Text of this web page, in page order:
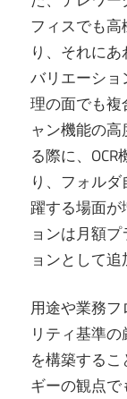
フィスでも
り、それに
バリエーシ
理の面でも
ャン機能の
る際に、
り、フォル
躍する場面
ョンは月額
ョンとして追
用途や業務
リティ基準
を構築する
ギーの観点